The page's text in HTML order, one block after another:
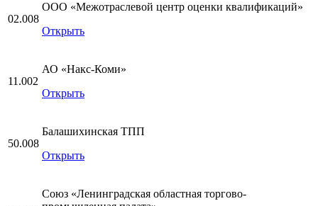
02.008
ООО «Межотраслевой центр оценки квалификаций»
Открыть
11.002
АО «Накс-Коми»
Открыть
50.008
Балашихинская ТПП
Открыть
Союз «Ленинградская областная торгово-